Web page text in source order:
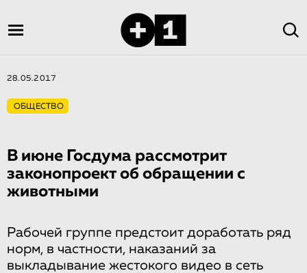
28.05.2017
ОБЩЕСТВО
В​ ​июне​ ​Госдума​ ​рассмотрит​ ​
законопроек­т​ ​об​ ​обращении​ ​с​ ​
животными
Рабочей​ ​группе​ ​предстоит​ ​доработать​ ​ряд​ ​
норм,​ ​в​ ​частности,​ ​наказаний​ ​за
выкладывание​ ​жестокого​ ​видео​ ​в​ ​сеть